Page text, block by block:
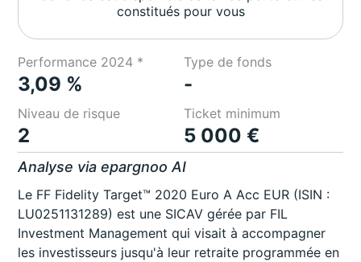
constitués pour vous
Performance 2024 *
3,09 %
Type de fonds
-
Niveau de risque
2
Ticket minimum
5 000 €
Analyse via epargnoo AI
Le FF Fidelity Target™ 2020 Euro A Acc EUR (ISIN :
LU0251131289) est une SICAV gérée par FIL
Investment Management qui visait à accompagner
les investisseurs jusqu'à leur retraite programmée en